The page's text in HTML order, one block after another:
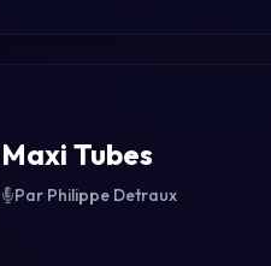
Maxi Tubes
Par Philippe Detraux